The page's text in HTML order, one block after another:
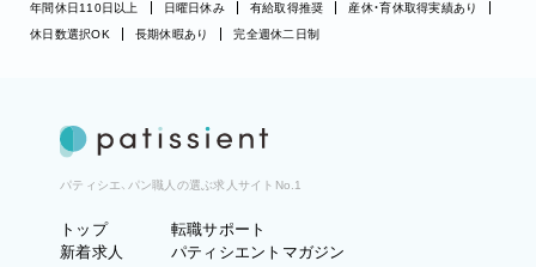
年間休日110日以上
日曜日休み 有給取得推奨
産休・育休取得実績あり
休日数選択OK
長期休暇あり 完全週休二日制
パティシエ、パン職人の選ぶ求人サイトNo.1
トップ
新着求人
転職サポート
パティシエントマガジン